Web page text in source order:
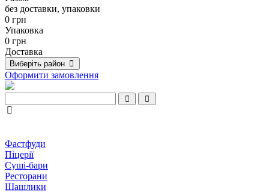
без доставки, упаковки
0 грн
Упаковка
0 грн
Доставка
Виберіть район
Оформити замовлення
Фастфуди
Піцерії
Суші-бари
Ресторани
Шашлики